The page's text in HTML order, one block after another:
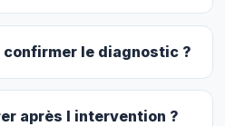
le diagnostic ?
après l intervention ?